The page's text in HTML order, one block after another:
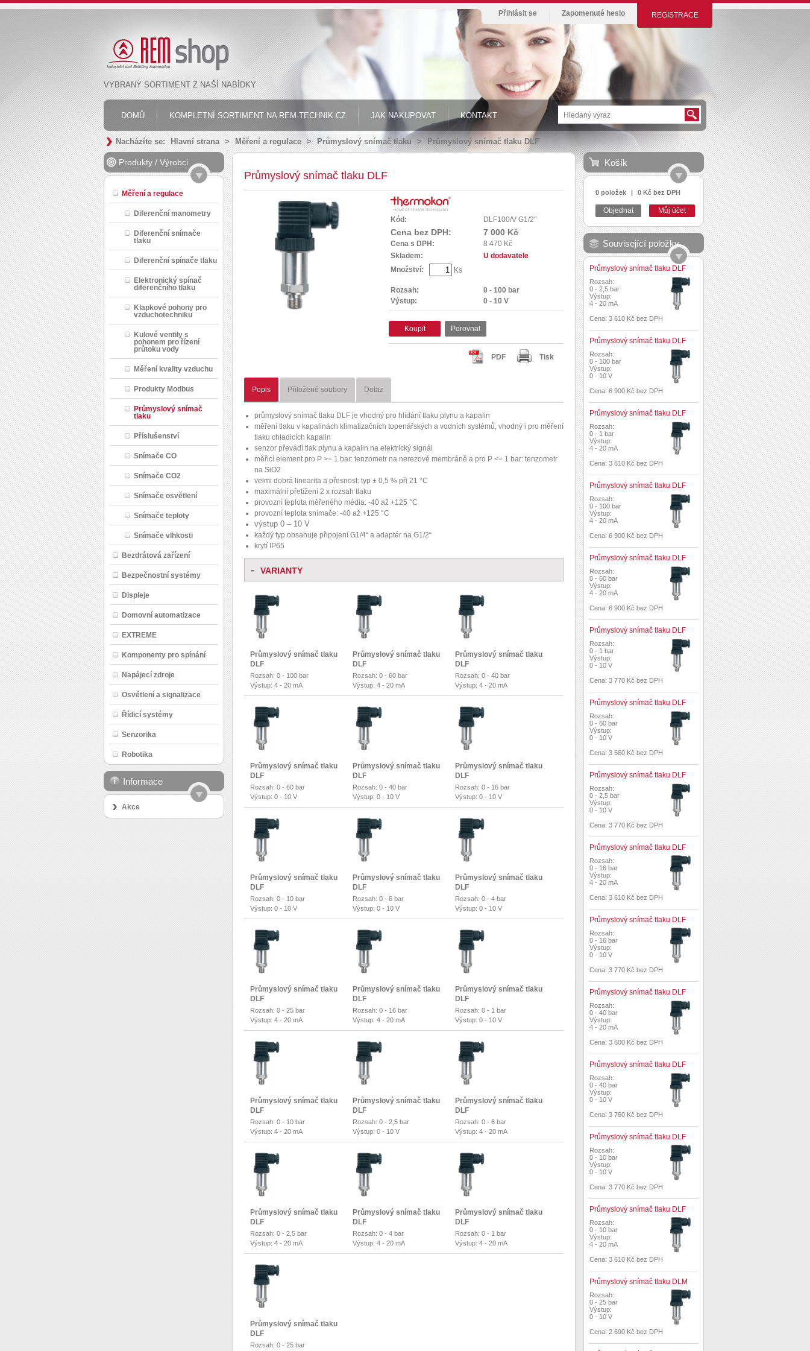
REGISTRACE
Přihlásit se Zapomenuté heslo
VYBRANÝ SORTIMENT Z NAŠÍ NABÍDKY
DOMŮ KOMPLETNÍ SORTIMENT NA REM-TECHNIK.CZ JAK NAKUPOVAT KONTAKT
Nacházíte se: Hlavní strana > Měření a regulace > Průmyslový snímač tlaku > Průmyslový snímač tlaku DLF
Produkty / Výrobci
Měření a regulace
Diferenční manometry
Diferenční snímače
tlaku
Diferenční spínače tlaku
Elektronický spínač
diferenčního tlaku
Klapkové pohony pro
vzduchotechniku
Kulové ventily s
pohonem pro řízení
průtoku vody
Měření kvality vzduchu
Produkty Modbus
Průmyslový snímač
tlaku
Příslušenství
Snímače CO
Snímače CO2
Snímače osvětlení
Snímače teploty
Snímače vlhkosti
Bezdrátová zařízení
Bezpečnostní systémy
Displeje
Domovní automatizace
EXTREME
Komponenty pro spínání
Napájecí zdroje
Osvětlení a signalizace
Řídicí systémy
Senzorika
Robotika
Informace
Akce
Průmyslový snímač tlaku DLF
Kód: DLF100/V G1/2"
Cena bez DPH: 7 000 Kč
Cena s DPH:
8 470 Kč
Skladem:
U dodavatele
Množství:
Ks
Rozsah:
0 - 100 bar
Výstup:
0 - 10 V
Koupit Porovnat
Tisk
PDF
Popis Přiložené soubory Dotaz
průmyslový snímač tlaku DLF je vhodný pro hlídání tlaku plynu a kapalin
měření tlaku v kapalinách klimatizačních topenářských a vodních systémů, vhodný i pro měření
tlaku chladicích kapalin
senzor převádí tlak plynu a kapalin na elektrický signál
měřicí element pro P >= 1 bar: tenzometr na nerezové membráně a pro P <= 1 bar: tenzometr
na SiO2
velmi dobrá linearita a přesnost: typ ± 0,5 % při 21 °C
maximální přetížení 2 x rozsah tlaku
provozní teplota měřeného média: -40 až +125 °C
provozní teplota snímače: -40 až +125 °C
výstup 0 – 10 V
každý typ obsahuje připojení G1/4“ a adaptér na G1/2“
krytí IP65
- VARIANTY
Průmyslový snímač tlaku
DLF
Rozsah: 0 - 100 bar
Výstup: 4 - 20 mA
Průmyslový snímač tlaku
DLF
Rozsah: 0 - 60 bar
Výstup: 4 - 20 mA
Průmyslový snímač tlaku
DLF
Rozsah: 0 - 40 bar
Výstup: 4 - 20 mA
Průmyslový snímač tlaku
DLF
Rozsah: 0 - 60 bar
Výstup: 0 - 10 V
Průmyslový snímač tlaku
DLF
Rozsah: 0 - 40 bar
Výstup: 0 - 10 V
Průmyslový snímač tlaku
DLF
Rozsah: 0 - 16 bar
Výstup: 0 - 10 V
Průmyslový snímač tlaku
DLF
Rozsah: 0 - 10 bar
Výstup: 0 - 10 V
Průmyslový snímač tlaku
DLF
Rozsah: 0 - 6 bar
Výstup: 0 - 10 V
Průmyslový snímač tlaku
DLF
Rozsah: 0 - 4 bar
Výstup: 0 - 10 V
Průmyslový snímač tlaku
DLF
Rozsah: 0 - 25 bar
Výstup: 4 - 20 mA
Průmyslový snímač tlaku
DLF
Rozsah: 0 - 16 bar
Výstup: 4 - 20 mA
Průmyslový snímač tlaku
DLF
Rozsah: 0 - 1 bar
Výstup: 0 - 10 V
Průmyslový snímač tlaku
DLF
Rozsah: 0 - 10 bar
Výstup: 4 - 20 mA
Průmyslový snímač tlaku
DLF
Rozsah: 0 - 2,5 bar
Výstup: 0 - 10 V
Průmyslový snímač tlaku
DLF
Rozsah: 0 - 6 bar
Výstup: 4 - 20 mA
Průmyslový snímač tlaku
DLF
Rozsah: 0 - 2,5 bar
Výstup: 4 - 20 mA
Průmyslový snímač tlaku
DLF
Rozsah: 0 - 4 bar
Výstup: 4 - 20 mA
Průmyslový snímač tlaku
DLF
Rozsah: 0 - 1 bar
Výstup: 4 - 20 mA
Průmyslový snímač tlaku
DLF
Rozsah: 0 - 25 bar
Košík
0 položek | 0 Kč bez DPH
Objednat Můj účet
Související položky
Průmyslový snímač tlaku DLF
Rozsah:
0 - 2,5 bar
Výstup:
4 - 20 mA
Cena: 3 610 Kč bez DPH
Průmyslový snímač tlaku DLF
Rozsah:
0 - 100 bar
Výstup:
0 - 10 V
Cena: 6 900 Kč bez DPH
Průmyslový snímač tlaku DLF
Rozsah:
0 - 1 bar
Výstup:
4 - 20 mA
Cena: 3 610 Kč bez DPH
Průmyslový snímač tlaku DLF
Rozsah:
0 - 100 bar
Výstup:
4 - 20 mA
Cena: 6 900 Kč bez DPH
Průmyslový snímač tlaku DLF
Rozsah:
0 - 60 bar
Výstup:
4 - 20 mA
Cena: 6 900 Kč bez DPH
Průmyslový snímač tlaku DLF
Rozsah:
0 - 1 bar
Výstup:
0 - 10 V
Cena: 3 770 Kč bez DPH
Průmyslový snímač tlaku DLF
Rozsah:
0 - 60 bar
Výstup:
0 - 10 V
Cena: 3 560 Kč bez DPH
Průmyslový snímač tlaku DLF
Rozsah:
0 - 2,5 bar
Výstup:
0 - 10 V
Cena: 3 770 Kč bez DPH
Průmyslový snímač tlaku DLF
Rozsah:
0 - 16 bar
Výstup:
4 - 20 mA
Cena: 3 610 Kč bez DPH
Průmyslový snímač tlaku DLF
Rozsah:
0 - 16 bar
Výstup:
0 - 10 V
Cena: 3 770 Kč bez DPH
Průmyslový snímač tlaku DLF
Rozsah:
0 - 40 bar
Výstup:
4 - 20 mA
Cena: 3 600 Kč bez DPH
Průmyslový snímač tlaku DLF
Rozsah:
0 - 40 bar
Výstup:
0 - 10 V
Cena: 3 760 Kč bez DPH
Průmyslový snímač tlaku DLF
Rozsah:
0 - 10 bar
Výstup:
0 - 10 V
Cena: 3 770 Kč bez DPH
Průmyslový snímač tlaku DLF
Rozsah:
0 - 10 bar
Výstup:
4 - 20 mA
Cena: 3 610 Kč bez DPH
Průmyslový snímač tlaku DLM
Rozsah:
0 - 25 bar
Výstup:
0 - 10 V
Cena: 2 690 Kč bez DPH